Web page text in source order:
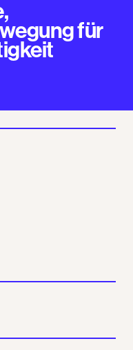
für